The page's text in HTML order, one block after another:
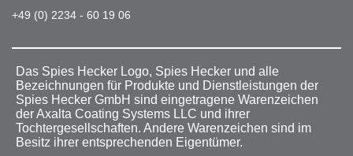
+49 (0) 2234 - 60 19 06
Das Spies Hecker Logo, Spies Hecker und alle
Bezeichnungen für Produkte und Dienstleistungen der
Spies Hecker GmbH sind eingetragene Warenzeichen
der Axalta Coating Systems LLC und ihrer
Tochtergesellschaften. Andere Warenzeichen sind im
Besitz ihrer entsprechenden Eigentümer.